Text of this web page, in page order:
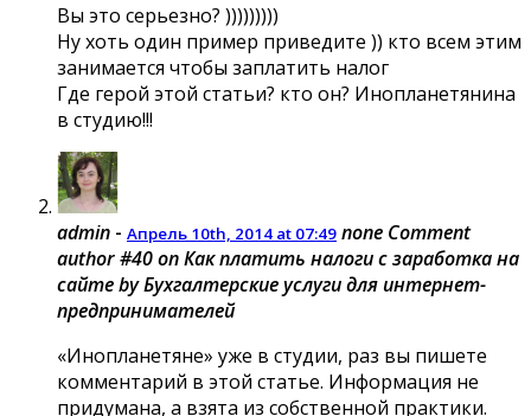
Вы это серьезно? )))))))))
Ну хоть один пример приведите )) кто всем этим
занимается чтобы заплатить налог
Где герой этой статьи? кто он? Инопланетянина
в студию!!!
admin - Апрель 10th, 2014 at 07:49 none Comment
author #40 on Как платить налоги с заработка на
сайте by Бухгалтерские услуги для интернет-
предпринимателей
«Инопланетяне» уже в студии, раз вы пишете
комментарий в этой статье. Информация не
придумана, а взята из собственной практики.